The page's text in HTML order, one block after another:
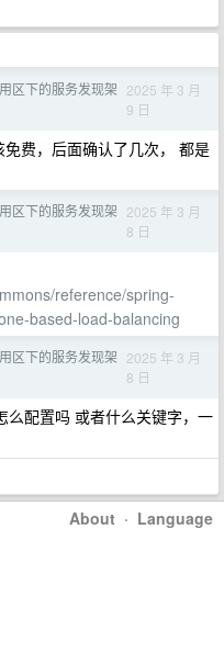
区下的服务发现架 2025 年 3 月
9 日
费，后面确认了几次， 都是
区下的服务发现架 2025 年 3 月
8 日
reference/spring-
based-load-balancing
区下的服务发现架 2025 年 3 月
8 日
么配置吗 或者什么关键字，一
About · Language